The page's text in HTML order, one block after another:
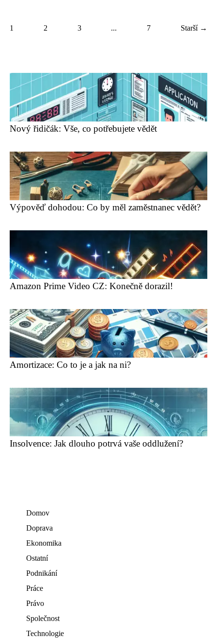
1 2 3 ... 7 Starší →
Nový řidičák: Vše, co potřebujete vědět
Výpověď dohodou: Co by měl zaměstnanec vědět?
Amazon Prime Video CZ: Konečně dorazil!
Amortizace: Co to je a jak na ni?
Insolvence: Jak dlouho potrvá vaše oddlužení?
Domov
Doprava
Ekonomika
Ostatní
Podnikání
Práce
Právo
Společnost
Technologie